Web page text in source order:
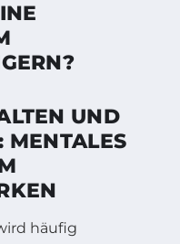
UND
MENTALES
häufig